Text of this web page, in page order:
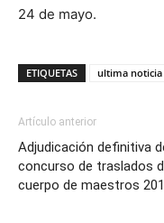
24 de mayo.
ETIQUETAS ultima noticia
Artículo anterior
Adjudicación definitiva
concurso de traslados
cuerpo de maestros